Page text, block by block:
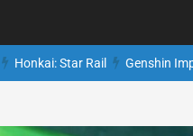
Honkai: Star Rail Genshin